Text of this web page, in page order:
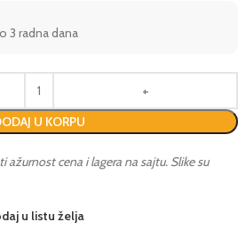
3 radna dana
U KORPU
cena i lagera na sajtu. Slike su
u listu želja